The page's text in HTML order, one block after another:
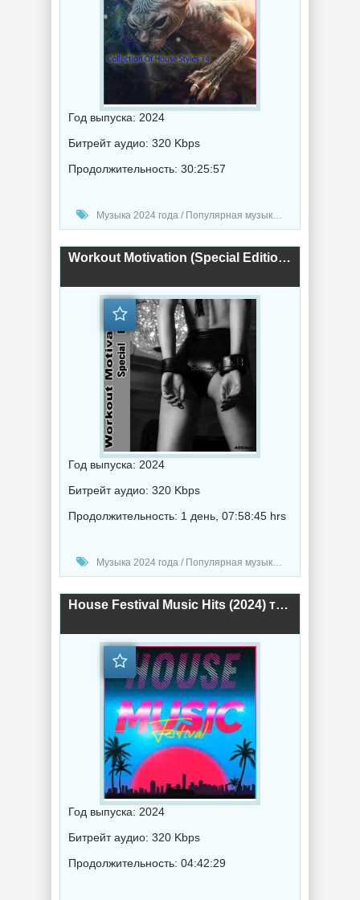
Год выпуска: 2024
Битрейт аудио: 320 Kbps
Продолжительность: 30:25:57
Музыка 2024 года / Популярная музыка / Хаус музыка / Техно музыка / Сборник музыка
Workout Motivation (Special Edition) [Mixed by Sergey Sychev] 1-23 (2024) торрент
Год выпуска: 2024
Битрейт аудио: 320 Kbps
Продолжительность: 1 день, 07:58:45 hrs
Музыка 2024 года / Популярная музыка / Техно музыка / Музыка VA
House Festival Music Hits (2024) торрент
Год выпуска: 2024
Битрейт аудио: 320 Kbps
Продолжительность: 04:42:29